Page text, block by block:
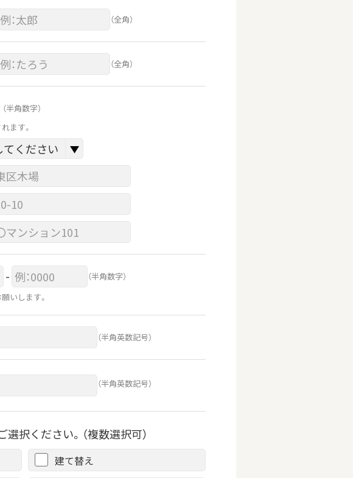
（全角）
（全角）
（半角数字）
ます。
-
（半角数字）
いします。
（半角英数記号）
（半角英数記号）
択ください。（複数選択可）
建て替え